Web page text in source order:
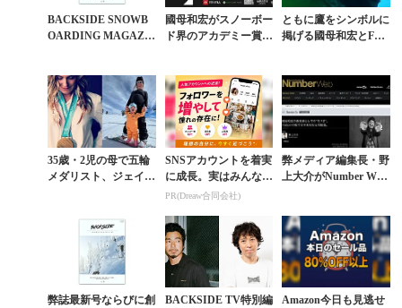
BACKSIDE SNOWB
OARDING MAGAZI
つ...
國母和宏がスノーボー
ド界のアカデミー賞
ともに鷹をシンボルに
掲げる國母和宏とFAL
35歳・2児の母で五輪
メダリスト、ジェイミ
SNSアカウントを着実
に成長。実はみんなコ
コ使ってます。
PR(Dreaw合同会社)
弊メディア編集長・野
上大介がNumber Web
弊誌最新号ならびに創
BACKSIDE TV特別編
Amazon今日も見逃せ